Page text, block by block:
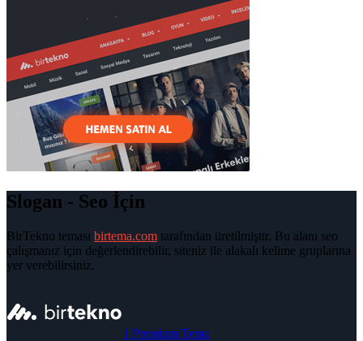
Slogan - Seo İçin
BirTekno teması birtema.com tarafından üretilmiştir. Bu alanı seo
çalışmanız için değerlendirebilir, siteniz ile alakalı kelime gruplarına
yer verebilirsiniz.
| Premium Tema